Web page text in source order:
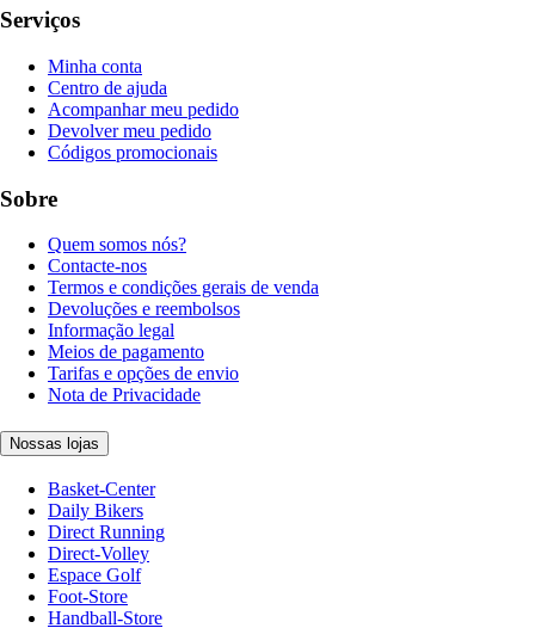
Serviços
Minha conta
Centro de ajuda
Acompanhar meu pedido
Devolver meu pedido
Códigos promocionais
Sobre
Quem somos nós?
Contacte-nos
Termos e condições gerais de venda
Devoluções e reembolsos
Informação legal
Meios de pagamento
Tarifas e opções de envio
Nota de Privacidade
Nossas lojas
Basket-Center
Daily Bikers
Direct Running
Direct-Volley
Espace Golf
Foot-Store
Handball-Store